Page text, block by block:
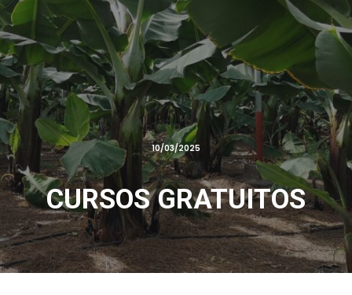
10/03/2025
CURSOS GRATUITOS